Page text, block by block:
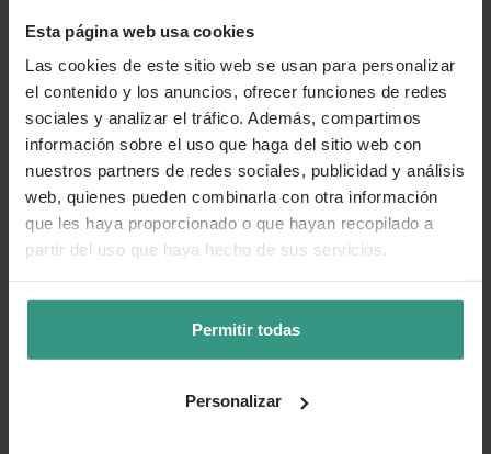
Esta página web usa cookies
Las cookies de este sitio web se usan para personalizar
el contenido y los anuncios, ofrecer funciones de redes
sociales y analizar el tráfico. Además, compartimos
información sobre el uso que haga del sitio web con
nuestros partners de redes sociales, publicidad y análisis
web, quienes pueden combinarla con otra información
que les haya proporcionado o que hayan recopilado a
partir del uso que haya hecho de sus servicios.
Permitir todas
Personalizar
confort visual y un toque artesanal al hogar.
Más información
Categorías
😐 Más o menos 👎 No